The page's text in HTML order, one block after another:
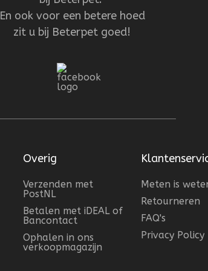
En ook voor een betere hoed
zit u bij Beterpet goed!
Overig
Verzenden met
PostNL
Betalen met iDEAL of
Bancontact
Ophalen in ons
verkoopmagazijn
Meten is
Retourneren
FAQ's
Privacy Policy